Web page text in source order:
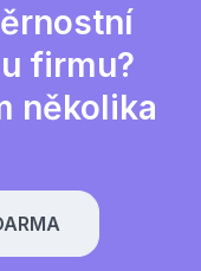
firmu?
několika